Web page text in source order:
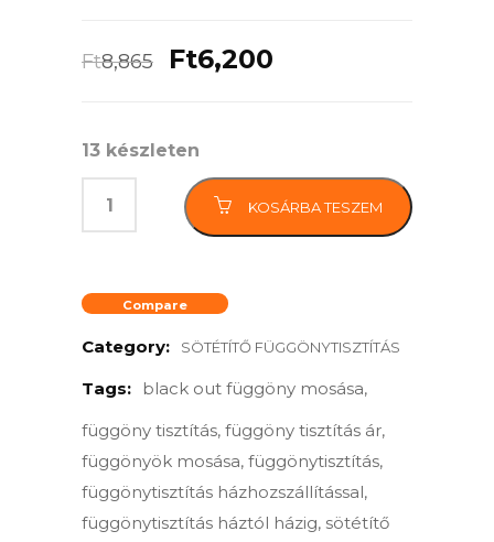
Ft8,865
Original
Ft8,865.
Ft6,200
13 készleten
KOSÁRBA TESZEM
Compare
Category: SÖTÉTÍTŐ FÜGGÖNYTISZTÍTÁS
Tags: black out függöny mosása,
függöny tisztítás, függöny tisztítás ár,
függönyök mosása, függönytisztítás,
függönytisztítás házhozszállítással,
függönytisztítás háztól házig, sötétítő